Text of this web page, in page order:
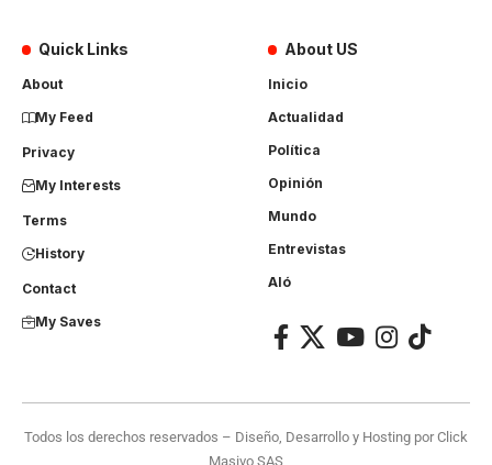
Quick Links
About
My Feed
Privacy
My Interests
Terms
History
Contact
My Saves
About US
Inicio
Actualidad
Política
Opinión
Mundo
Entrevistas
Aló
Todos los derechos reservados – Diseño, Desarrollo y Hosting porClick
Masivo SAS